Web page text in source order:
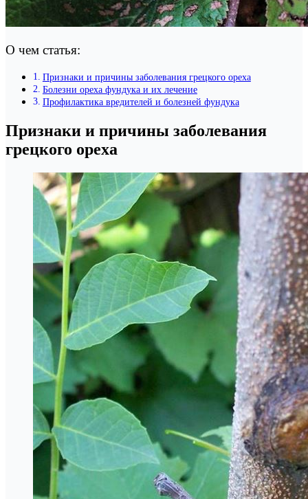
О чем статья:
Признаки и причины заболевания грецкого ореха
Болезни ореха фундука и их лечение
Профилактика вредителей и болезней фундука
Признаки и причины заболевания
грецкого ореха